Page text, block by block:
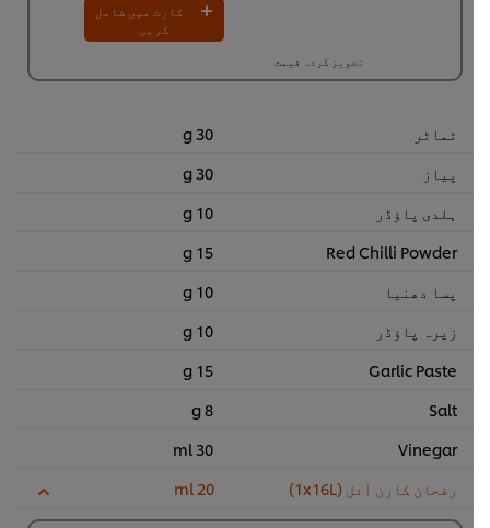
Rs13,767
کارٹ میں شامل
کریں
تجویز کردہ قیمت
ٹماٹر
30 g
پیاز
30 g
ہلدی پاﺅڈر
10 g
Red Chilli Powder
15 g
پسا دھنیا
10 g
زیرہ پاؤڈر
10 g
Garlic Paste
15 g
Salt
Vinegar
30 ml
رفحان کارن آئل (1x16L)
20 ml